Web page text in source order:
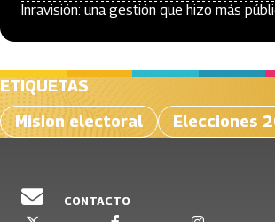
Inravisión: una gestión que hizo más
ETIQUETAS
Mision electoral
Elecciones
CONTACTO